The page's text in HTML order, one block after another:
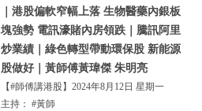
｜港股偏軟窄幅上落 生物醫藥內銀板
塊強勢 電訊濠賭內房領跌｜騰訊阿里
炒業績｜綠色轉型帶動環保股 新能源
股做好｜黃師傅黃瑋傑 朱明亮
【#師傅講港股】2024年8月12日 星期一
主持： #黃師